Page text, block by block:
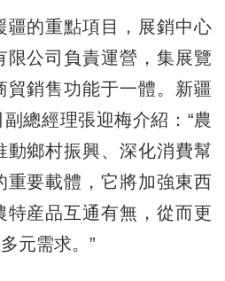
的重點項目，展銷中心
限公司負責運營，集展覽
貿銷售功能于一體。新疆
總經理張迎梅介紹：“農
動鄉村振興、深化消費幫
重要載體，它將加強東西
特産品互通有無，從而更
元需求。”